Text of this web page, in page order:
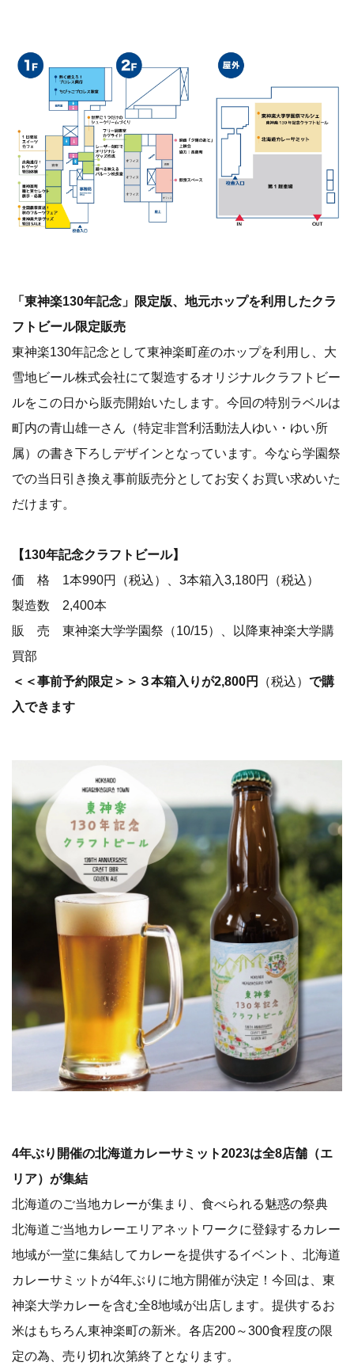
「東神楽130年記念」限定版、地元ホップを利用したクラ
フトビール限定販売
東神楽130年記念として東神楽町産のホップを利用し、大
雪地ビール株式会社にて製造するオリジナルクラフトビー
ルをこの日から販売開始いたします。今回の特別ラベルは
町内の青山雄一さん（特定非営利活動法人ゆい・ゆい所
属）の書き下ろしデザインとなっています。今なら学園祭
での当日引き換え事前販売分としてお安くお買い求めいた
だけます。
【130年記念クラフトビール】
価 格 1本990円（税込）、3本箱入3,180円（税込）
製造数 2,400本
販 売 東神楽大学学園祭（10/15）、以降東神楽大学購
買部
＜＜事前予約限定＞＞３本箱入りが2,800円
（税込） で購
入できます
4年ぶり開催の北海道カレーサミット2023は全8店舗（エ
リア）が集結
北海道のご当地カレーが集まり、食べられる魅惑の祭典
北海道ご当地カレーエリアネットワークに登録するカレー
地域が一堂に集結してカレーを提供するイベント、北海道
カレーサミットが4年ぶりに地方開催が決定！今回は、東
神楽大学カレーを含む全8地域が出店します。提供するお
米はもちろん東神楽町の新米。各店200～300食程度の限
定の為、売り切れ次第終了となります。